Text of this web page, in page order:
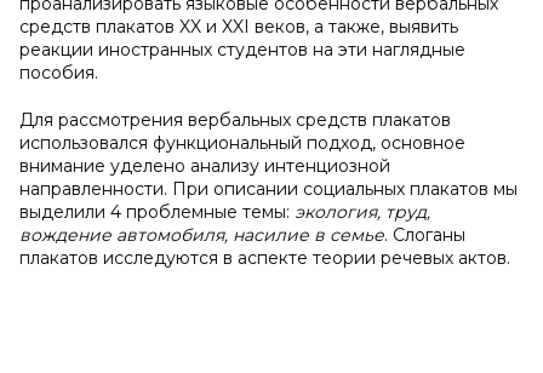
средств плакатов XX и XXI веков, а также, выявить
реакции иностранных студентов на эти наглядные
пособия.
Для рассмотрения вербальных средств плакатов
использовался функциональный подход, основное
внимание уделено анализу интенциозной
направленности. При описании социальных плакатов мы
выделили 4 проблемные темы: экология, труд,
вождение автомобиля, насилие в семье. Слоганы
плакатов исследуются в аспекте теории речевых актов.